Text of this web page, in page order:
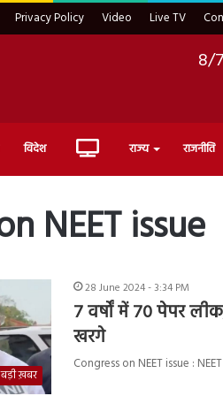
Privacy Policy Video Live TV
8/
विदेश Live राज्य राजनीति
NEET issue
बड़ी ख़बर
28 June 2024 - 3:34 PM
7 वर्षों में 70 पेपर
खरगे
Congress on NEET issue :